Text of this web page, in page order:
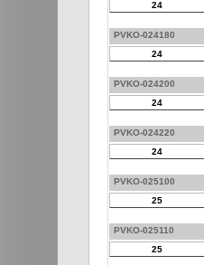
24
PVKO-024180
24
PVKO-024200
24
PVKO-024220
24
PVKO-025100
25
PVKO-025110
25